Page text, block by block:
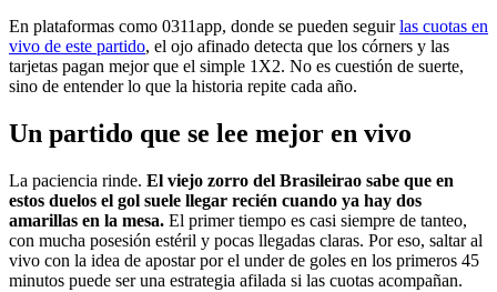
En plataformas como 0311app, donde se pueden seguirlas cuotas en
vivo de este partido, el ojo afinado detecta que los córners y las
tarjetas pagan mejor que el simple 1X2. No es cuestión de suerte,
sino de entender lo que la historia repite cada año.
Un partido que se lee mejor en vivo
La paciencia rinde. El viejo zorro del Brasileirao sabe que en
estos duelos el gol suele llegar recién cuando ya hay dos
amarillas en la mesa. El primer tiempo es casi siempre de tanteo,
con mucha posesión estéril y pocas llegadas claras. Por eso, saltar al
vivo con la idea de apostar por el under de goles en los primeros 45
minutos puede ser una estrategia afilada si las cuotas acompañan.